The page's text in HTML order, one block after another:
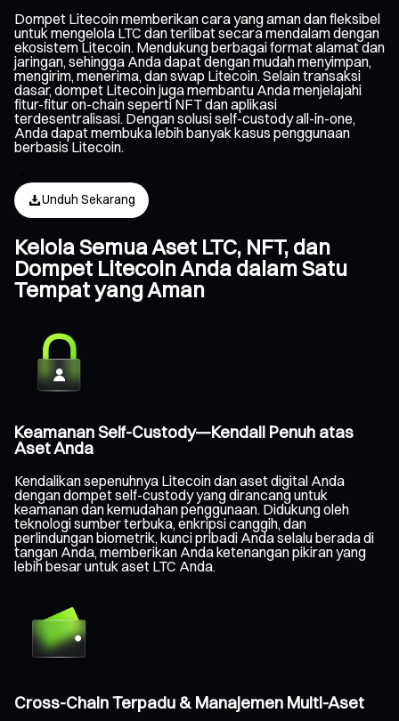
Dompet Litecoin memberikan cara yang aman dan fleksibel
untuk mengelola LTC dan terlibat secara mendalam dengan
ekosistem Litecoin. Mendukung berbagai format alamat dan
jaringan, sehingga Anda dapat dengan mudah menyimpan,
mengirim, menerima, dan swap Litecoin. Selain transaksi
dasar, dompet Litecoin juga membantu Anda menjelajahi
fitur-fitur on-chain seperti NFT dan aplikasi
terdesentralisasi. Dengan solusi self-custody all-in-one,
Anda dapat membuka lebih banyak kasus penggunaan
berbasis Litecoin.
Unduh Sekarang
Kelola Semua Aset LTC, NFT, dan
Dompet Litecoin Anda dalam Satu
Tempat yang Aman
Keamanan Self-Custody—Kendali Penuh atas
Aset Anda
Kendalikan sepenuhnya Litecoin dan aset digital Anda
dengan dompet self-custody yang dirancang untuk
keamanan dan kemudahan penggunaan. Didukung oleh
teknologi sumber terbuka, enkripsi canggih, dan
perlindungan biometrik, kunci pribadi Anda selalu berada di
tangan Anda, memberikan Anda ketenangan pikiran yang
lebih besar untuk aset LTC Anda.
Cross-Chain Terpadu & Manajemen Multi-Aset